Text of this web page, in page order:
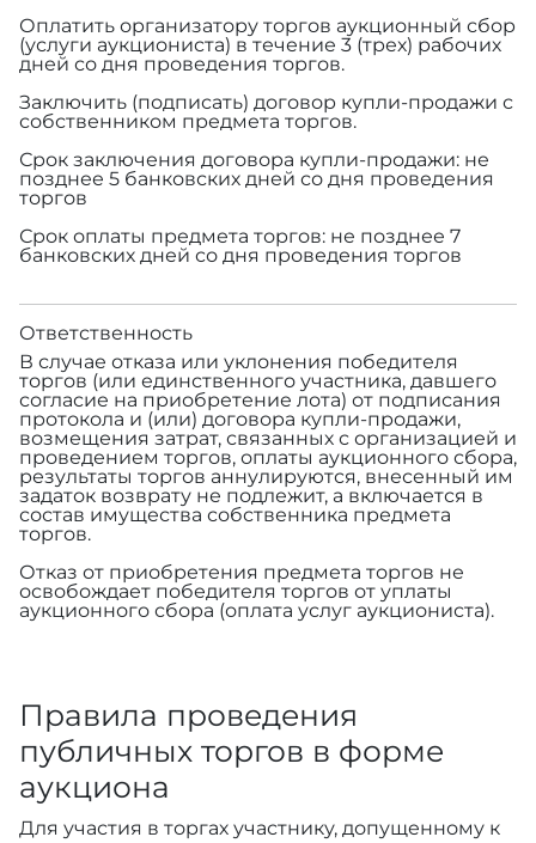
Оплатить организатору торгов аукционный сбор
(услуги аукциониста) в течение 3 (трех) рабочих
дней со дня проведения торгов.
Заключить (подписать) договор купли-продажи с
собственником предмета торгов.
Срок заключения договора купли-продажи: не
позднее 5 банковских дней со дня проведения
торгов
Срок оплаты предмета торгов: не позднее 7
банковских дней со дня проведения торгов
Ответственность
В случае отказа или уклонения победителя
торгов (или единственного участника, давшего
согласие на приобретение лота) от подписания
протокола и (или) договора купли-продажи,
возмещения затрат, связанных с организацией и
проведением торгов, оплаты аукционного сбора,
результаты торгов аннулируются, внесенный им
задаток возврату не подлежит, а включается в
состав имущества собственника предмета
торгов.
Отказ от приобретения предмета торгов не
освобождает победителя торгов от уплаты
аукционного сбора (оплата услуг аукциониста).
Правила проведения
публичных торгов в форме
аукциона
Для участия в торгах участнику, допущенному к